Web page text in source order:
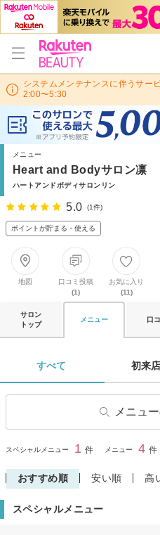
システムメンテナンスに伴うサー
2:00〜5:30
メニュー
Heart and Bodyサロン凛
ハートアンドボディサロンリン
5.0 (1件)
ポイントが貯まる・使える
地図
口コミ投稿
(1)
お気に入り
(11)
サロン
トップ
メニュー 口
すべて 初来
メニュ
骨盤矯正・ダイエット
レナージュ
閉
スペシャルメニュー 1 件 メニュー 4 件
おすすめ順 安い順 高
スペシャルメニュー